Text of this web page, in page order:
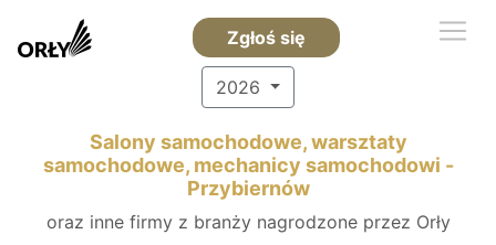
Zgłoś się
2026
Salony samochodowe, warsztaty
samochodowe, mechanicy samochodowi -
Przybiernów
oraz inne firmy z branży nagrodzone przez Orły